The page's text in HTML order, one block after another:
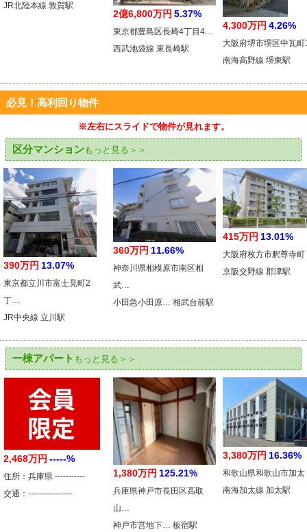
JR北陸本線 敦賀駅
2億6,800万円 5.37%
東京都豊島区長崎4丁目4…
西武池袋線 東長崎駅
4,300万円 4.26%
大阪府堺市堺区中瓦町
南海高野線 堺東駅
必見！高利回り物件
※左右にスライドで物件が見れます。
区分マンションもっと見る＞＞
390万円 13.07%
東京都立川市富士見町2
丁…
JR中央線 立川駅
360万円 11.66%
神奈川県相模原市南区相
武…
小田急小田原… 相武台前駅
415万円 13.01%
大阪府枚方市釈尊寺町
京阪交野線 郡津駅
一棟アパート もっと見る＞＞
2,468万円 -----%
住所：兵庫県 -----------
交通：----------------
1,380万円 125.21%
兵庫県神戸市長田区高取
山…
神戸市営地下… 板宿駅
3,380万円 16.36%
和歌山県和歌山市加太
南海加太線 加太駅